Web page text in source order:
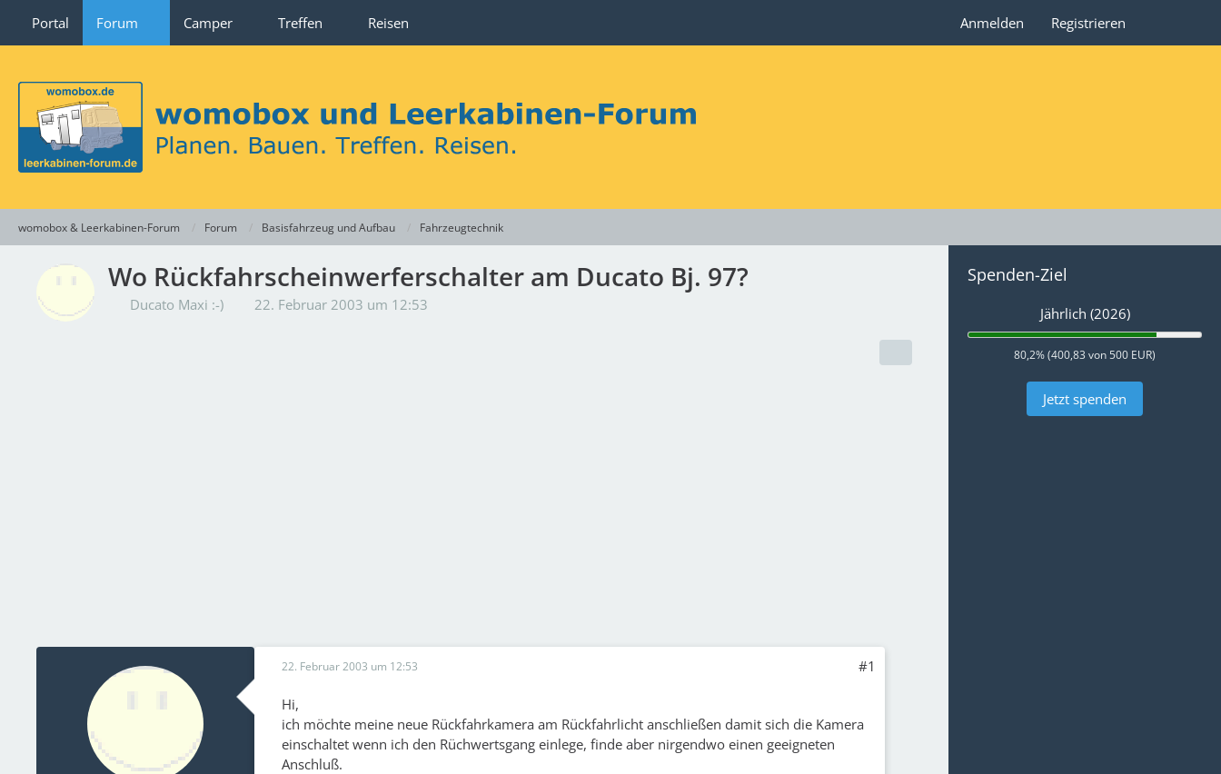
Portal Forum Camper Treffen Reisen Anmelden Registrieren
womobox & Leerkabinen-Forum Forum Basisfahrzeug und Aufbau Fahrzeugtechnik
Wo Rückfahrscheinwerferschalter am Ducato Bj. 97?
Ducato Maxi :-) 22. Februar 2003 um 12:53
22. Februar 2003 um 12:53 #1
Hi,
ich möchte meine neue Rückfahrkamera am Rückfahrlicht anschließen damit sich die Kamera
einschaltet wenn ich den Rüchwertsgang einlege, finde aber nirgendwo einen geeigneten
Anschluß.
Spenden-Ziel
Jährlich (2026)
80,2% (400,83 von 500 EUR)
Jetzt spenden